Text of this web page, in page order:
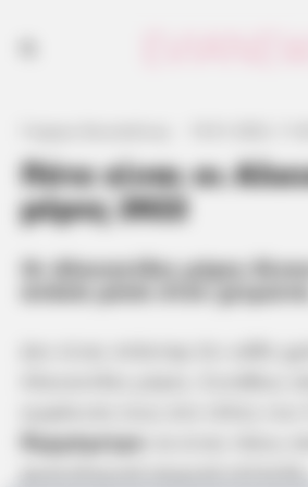
Πότε είναι οι
μέρες 2022
Οι Αλκυονίδεςμέρες
θερμόμετρο